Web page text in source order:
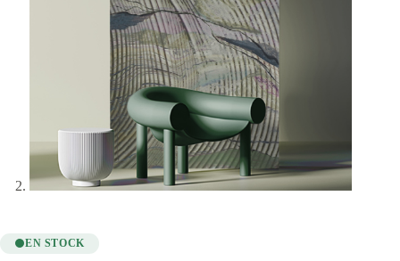
EN STOCK